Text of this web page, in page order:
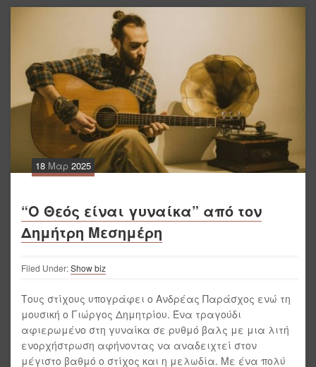
18 Μαρ 2025
“Ο Θεός είναι γυναίκα” από τον
Δημήτρη Μεσημέρη
Filed Under:Show biz
Τους στίχους υπογράφει ο Ανδρέας Παράσχος ενώ τη
μουσική ο Γιώργος Δημητρίου. Ένα τραγούδι
αφιερωμένο στη γυναίκα σε ρυθμό βαλς με μια λιτή
ενορχήστρωση αφήνοντας να αναδειχτεί στον
μέγιστο βαθμό ο στίχος και η μελωδία. Με ένα πολύ